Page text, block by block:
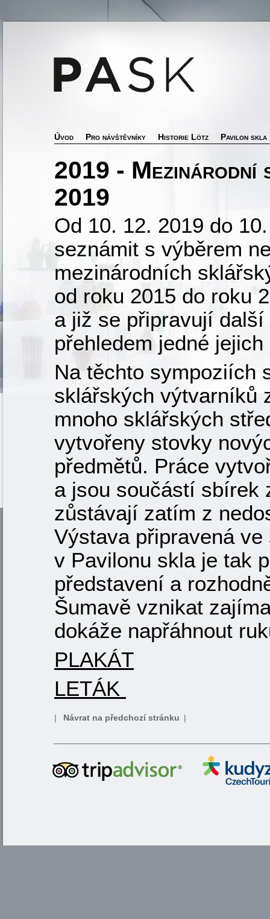
Úvod Pro návštěvníky Historie Lötz Pavilon skla
2019 - Mezinárodní
2019
Od 10. 12. 2019 do
seznámit s výběrem
mezinárodních
od roku 2015 do roku
a již se připravují
přehledem jedné jejich
Na těchto sympoziích
sklářských výtvarníků
mnoho sklářských
vytvořeny stovky
předmětů. Práce
a jsou součástí sbírek
zůstávají zatím z
Výstava připravená
v Pavilonu skla je tak
představení a
Šumavě vznikat
dokáže napřáhnout
PLAKÁT
LETÁK
| Návrat na předchozí stránku |